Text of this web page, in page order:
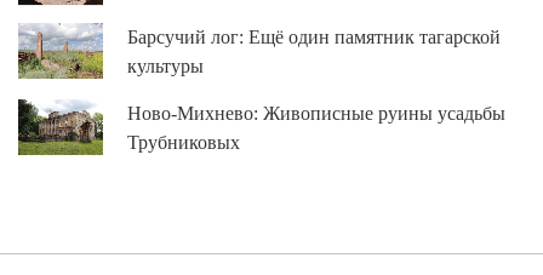
Барсучий лог: Ещё один памятник тагарской
культуры
Ново-Михнево: Живописные руины усадьбы
Трубниковых